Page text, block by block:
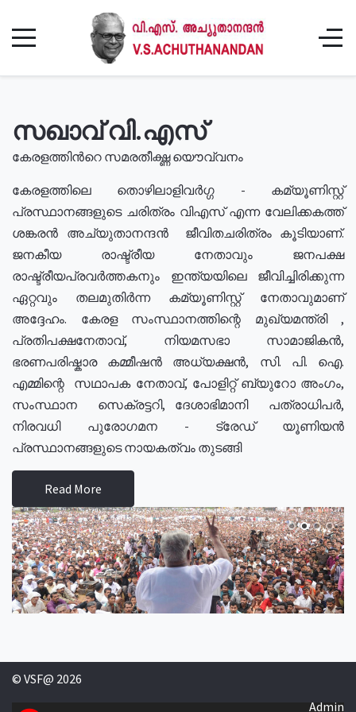
സഖാവ് വി.എസ്
കേരളത്തിൻറെ സമരതീക്ഷ്ണ യൌവ്വനം
കേരളത്തിലെ തൊഴിലാളിവർഗ്ഗ - കമ്യൂണിസ്റ്റ്
പ്രസ്ഥാനങ്ങളുടെ ചരിത്രം വിഎസ് എന്ന വേലിക്കകത്ത്
ശങ്കരൻ അച്യുതാനന്ദൻ ജീവിതചരിത്രം കൂടിയാണ്.
ജനകീയ രാഷ്ട്രീയ നേതാവും ജനപക്ഷ
രാഷ്ട്രീയപ്രവർത്തകനും ഇന്ത്യയിലെ ജീവിച്ചിരിക്കുന്ന
ഏറ്റവും തലമുതിർന്ന കമ്യൂണിസ്റ്റ് നേതാവുമാണ്
അദ്ദേഹം. കേരള സംസ്ഥാനത്തിന്റെ മുഖ്യമന്ത്രി ,
പ്രതിപക്ഷനേതാവ്, നിയമസഭാ സാമാജികൻ,
ഭരണപരിഷ്കാര കമ്മീഷൻ അധ്യക്ഷൻ, സി. പി. ഐ.
എമ്മിന്റെ സഥാപക നേതാവ്, പോളിറ്റ് ബ്യുറോ അംഗം,
സംസ്ഥാന സെക്രട്ടറി, ദേശാഭിമാനി പത്രാധിപർ,
നിരവധി പുരോഗമന - ട്രേഡ് യൂണിയൻ
പ്രസ്ഥാനങ്ങളുടെ നായകത്വം തുടങ്ങി
Read More
© VSF@ 2026
Admin